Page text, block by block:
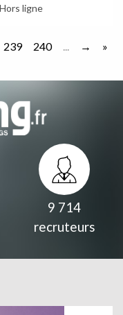
Hors ligne
239 240 ... »
9 714
recruteurs